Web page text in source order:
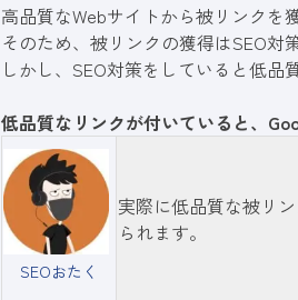
高品質なWebサイトから被リンクを
そのため、被リンクの獲得はSEO対
しかし、SEO対策をしていると低品
低品質なリンクが付いていると、
SEOおたく
実際に低品質な被リ
られます。